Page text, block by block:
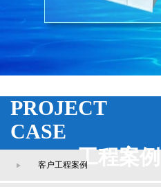
PROJECT
CASE
工程案例
客户工程案例